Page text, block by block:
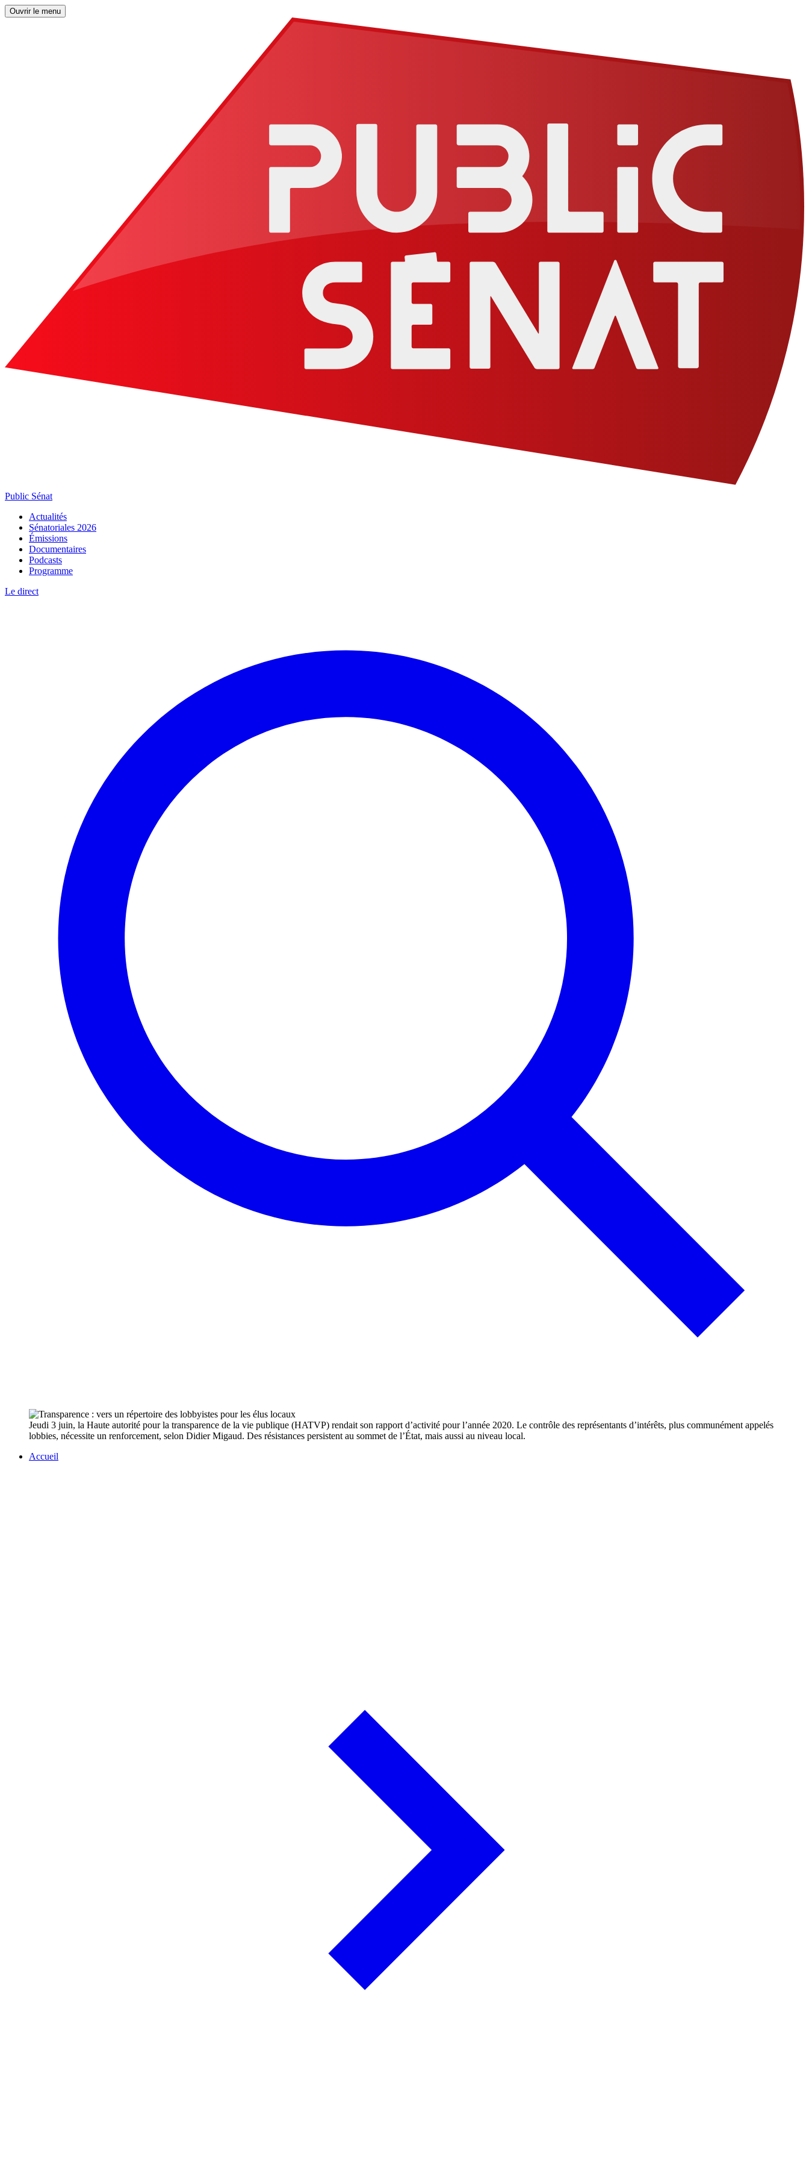
Ouvrir le menu
Public Sénat
Actualités
Sénatoriales 2026
Émissions
Documentaires
Podcasts
Programme
Le direct
Jeudi 3 juin, la Haute autorité pour la transparence de la vie publique (HATVP) rendait son rapport d’activité pour l’année 2020. Le contrôle des représentants d’intérêts, plus communément appelés
lobbies, nécessite un renforcement, selon Didier Migaud. Des résistances persistent au sommet de l’État, mais aussi au niveau local.
Accueil